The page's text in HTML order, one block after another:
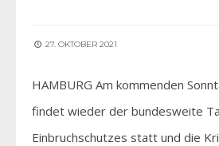
27. OKTOBER 2021
HAMBURG Am kommenden
findet wieder der bundesweite
Einbruchschutzes statt und die